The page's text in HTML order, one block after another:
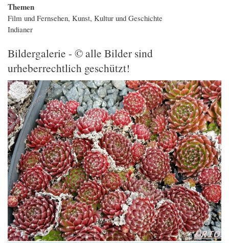
Themen
Film und Fernsehen, Kunst, Kultur und Geschichte
Indianer
Bildergalerie - © alle Bilder sind
urheberrechtlich geschützt!